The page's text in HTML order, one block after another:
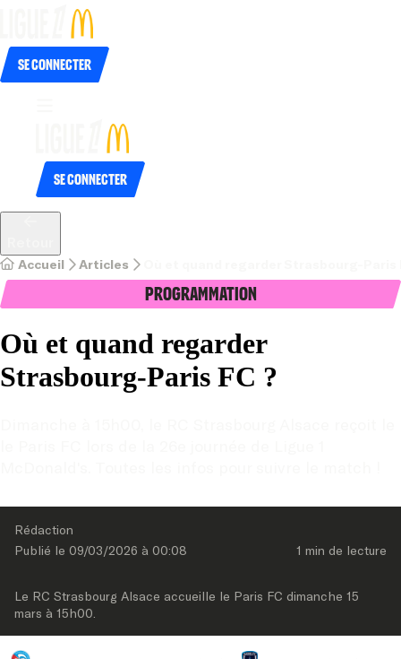
Se connecter
Se connecter
Accueil Articles
Programmation
Où et quand regarder
Strasbourg-Paris FC ?
Rédaction
Publié le 09/03/2026 à 00:08 1 min de lecture
Le RC Strasbourg Alsace accueille le Paris FC dimanche 15
mars à 15h00.